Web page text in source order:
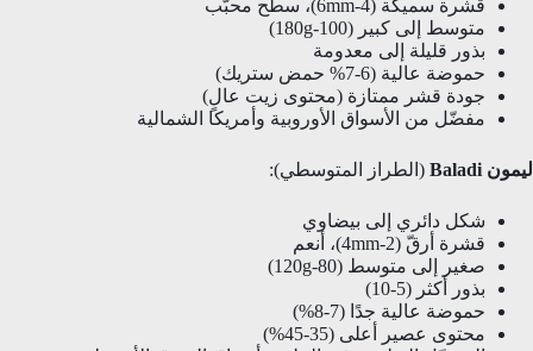
قشرة سميكة (4-6mm)، سطح محبّب
متوسط إلى كبير (100-180g)
بذور قليلة إلى معدومة
حموضة عالية (6-7% حمض ستريك)
جودة قشر ممتازة (محتوى زيت عالٍ)
مفضّل من الأسواق الأوروبية وأمريكا الشمالية
ليمون Baladi (الطراز المتوسطي):
شكل دائري إلى بيضاوي
قشرة أرقّ (2-4mm)، أنعم
صغير إلى متوسط (80-120g)
بذور أكثر (5-10)
حموضة عالية جدًا (7-8%)
محتوى عصير أعلى (35-45%)